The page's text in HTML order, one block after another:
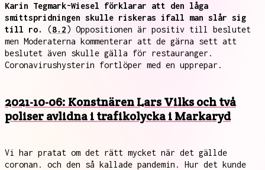
Karin Tegmark-Wiesel förklarar att den låga
smittspridningen skulle riskeras ifall man slår sig
till ro.
(8.2) Oppositionen är positiv till beslutet
men Moderaterna kommenterar att de gärna sett att
beslutet även skulle gälla för restauranger.
Coronavirushysterin fortlöper med en upprepar.
2021-10-06: Konstnären Lars Vilks och två
poliser avlidna i trafikolycka i Markaryd
Vi har pratat om det rätt mycket när det gällde
coronan. och den så kallade pandemin. Hur det kunde